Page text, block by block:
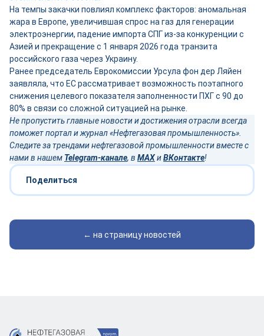
На темпы закачки повлиял комплекс факторов: аномальная
жара в Европе, увеличившая спрос на газ для генерации
электроэнергии, падение импорта СПГ из-за конкуренции с
Азией и прекращение с 1 января 2026 года транзита
российского газа через Украину.
Ранее председатель Еврокомиссии Урсула фон дер Ляйен
заявляла, что ЕС рассматривает возможность поэтапного
снижения целевого показателя заполненности ПХГ с 90 до
80% в связи со сложной ситуацией на рынке.
Не пропустить главные новости и достижения отрасли всегда
поможет портал и журнал «Нефтегазовая промышленность».
Следите за трендами нефтегазовой промышленности вместе с
нами в нашем Telegram-канале, в MAXиВКонтакте!
Поделиться
← на страницу новостей